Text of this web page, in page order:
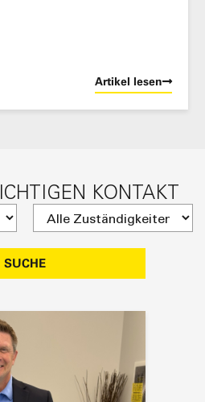
Artikel lesen
KONTAKT
SUCHE